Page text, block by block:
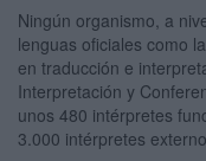
Ningún organismo, a
lenguas oficiales como
en traducción e
Interpretación y
unos 480 intérpretes
3.000 intérpretes